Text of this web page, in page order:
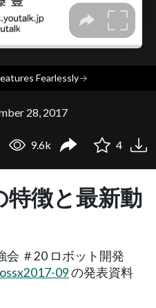
Fearlessly→
28, 2017
9.6k 4
特徴と最新動
会 ＃20 ロボット開発
09の発表資料